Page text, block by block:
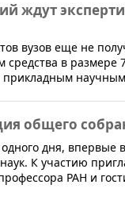
ждут
вузов еще не
средства в
общего
дня,
К участию
РАН и